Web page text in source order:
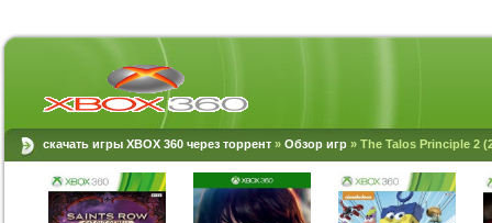
скачать игры XBOX 360 через торрент » Обзор игр » The Talos Principle 2